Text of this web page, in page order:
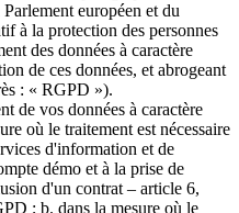
européen et du
à la protection des personnes
des données à caractère
de ces données, et abrogeant
: « RGPD »).
de vos données à caractère
où le traitement est nécessaire
d'information et de
démo et à la prise de
d'un contrat – article 6,
; b. dans la mesure où le